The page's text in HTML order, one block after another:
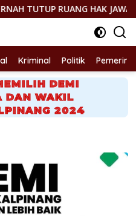
JAWAB” GEGER!
Kriminal Politik
DEMI
DAN WAKIL
2024